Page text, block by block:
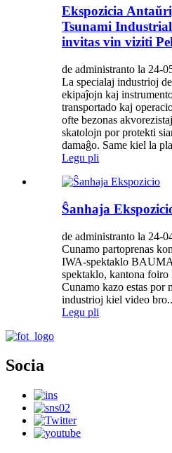
Ekspozicia
Tsunami
invitas vin viziti
de administranto la 24-
La specialaj industrioj
ekipaĵojn kaj
transportado kaj
ofte bezonas
skatolojn por protekti
damaĝo. Same kiel la
Legu pli
Ŝanhaja
de administranto la 24-
Cunamo partoprenas
IWA-spektaklo
spektaklo, kantona foiro
Cunamo kazo estas por
industrioj kiel video
Legu pli
Socia